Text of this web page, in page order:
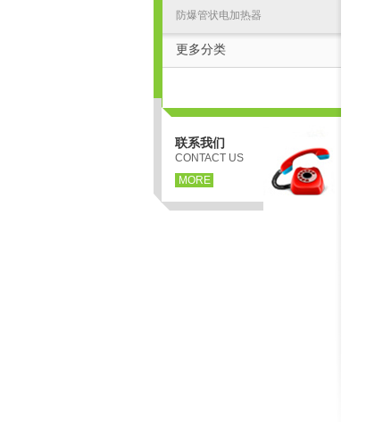
防爆管状电加热器
更多分类
联系我们
CONTACT US
MORE